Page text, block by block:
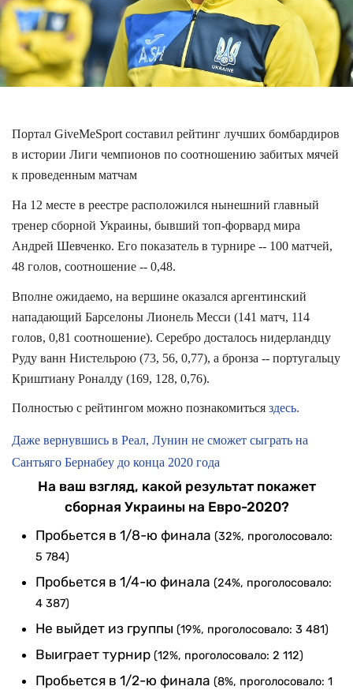
Портал GiveMeSport составил рейтинг лучших бомбардиров
в истории Лиги чемпионов по соотношению забитых мячей
к проведенным матчам
На 12 месте в реестре расположился нынешний главный
тренер сборной Украины, бывший топ-форвард мира
Андрей Шевченко. Его показатель в турнире -- 100 матчей,
48 голов, соотношение -- 0,48.
Вполне ожидаемо, на вершине оказался аргентинский
нападающий Барселоны Лионель Месси (141 матч, 114
голов, 0,81 соотношение). Серебро досталось нидерландцу
Руду ванн Нистельрою (73, 56, 0,77), а бронза -- португальцу
Криштиану Роналду (169, 128, 0,76).
Полностью с рейтингом можно познакомиться здесь.
Даже вернувшись в Реал, Лунин не сможет сыграть на
Сантьяго Бернабеу до конца 2020 года
На ваш взгляд, какой результат покажет
сборная Украины на Евро-2020?
Пробьется в 1/8-ю финала (32%, проголосовало:
5 784)
Пробьется в 1/4-ю финала (24%, проголосовало:
4 387)
Не выйдет из группы (19%, проголосовало: 3 481)
Выиграет турнир (12%, проголосовало: 2 112)
Пробьется в 1/2-ю финала (8%, проголосовало: 1